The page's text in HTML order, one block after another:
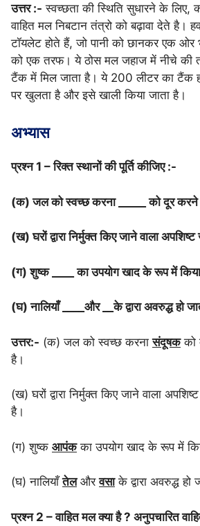
उत्तर :- स्वच्छता की स्थिति सुधारने के लिए,
वाहित मल निबटान तंत्रो को बढ़ावा देते है।
टॉयलेट होते हैं, जो पानी को छानकर एक
को एक तरफ। ये ठोस मल जहाज में नीचे
टैंक में मिल जाता है। ये 200 लीटर का टैंक
पर खुलता है और इसे खाली किया जाता है।
अभ्यास
प्रश्न 1 – रिक्त स्थानों की पूर्ति कीजिए :-
(क) जल को स्वच्छ करना _____ को दूर करने
(ख) घरों द्वारा निर्मुक्त किए जाने वाला
(ग) शुष्क ____ का उपयोग खाद के रूप में
(घ) नालियाँ ____और __के द्वारा अवरुद्ध हो
उत्तर:- (क) जल को स्वच्छ करनासंदूषकको
है।
(ख) घरों द्वारा निर्मुक्त किए जाने वाला
है।
(ग) शुष्क आपंकका उपयोग खाद के रूप में
(घ) नालियाँतेलऔरवसाके द्वारा अवरुद्ध हो
प्रश्न 2 – वाहित मल क्या है ? अनुपचारित